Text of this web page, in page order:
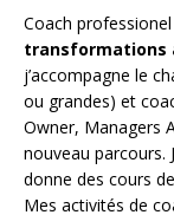
Coach
transformations
j’accompagne le
ou grandes) et
Owner, Managers
nouveau parcours.
donne des cours
Mes activités de